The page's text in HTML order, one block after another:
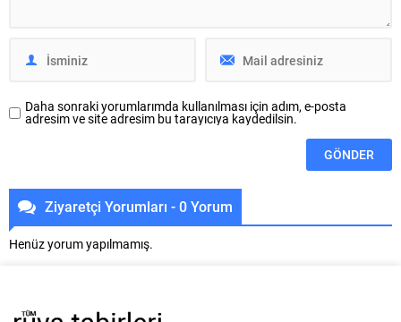
Daha sonraki yorumlarımda kullanılması için adım, e-posta
adresim ve site adresim bu tarayıcıya kaydedilsin.
Ziyaretçi Yorumları - 0 Yorum
Henüz yorum yapılmamış.